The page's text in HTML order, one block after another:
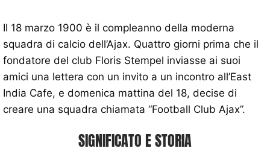
Il 18 marzo 1900 è il compleanno della moderna
squadra di calcio dell’Ajax. Quattro giorni prima che il
fondatore del club Floris Stempel inviasse ai suoi
amici una lettera con un invito a un incontro all’East
India Cafe, e domenica mattina del 18, decise di
creare una squadra chiamata “Football Club Ajax”.
SIGNIFICATO E STORIA